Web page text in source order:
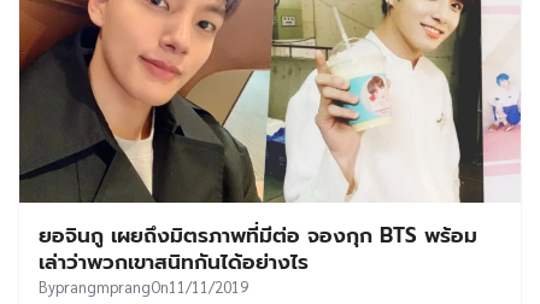
ยอจินกู เผยถึงมิตรภาพที่มีต่อ จองกุก BTS พร้อม
เล่าว่าพวกเขาสนิทกันได้อย่างไร
ByprangmprangOn11/11/2019